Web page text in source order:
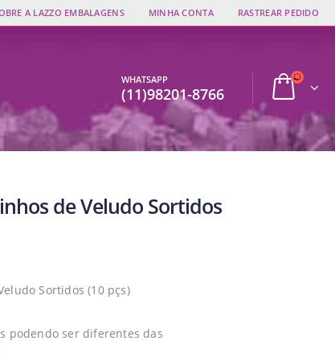
A LAZZO EMBALAGENS MINHA CONTA RASTREAR PEDIDO
WHATSAPP
(11)98201-8766
de Veludo Sortidos
Sortidos (10 pçs)
podendo ser diferentes das